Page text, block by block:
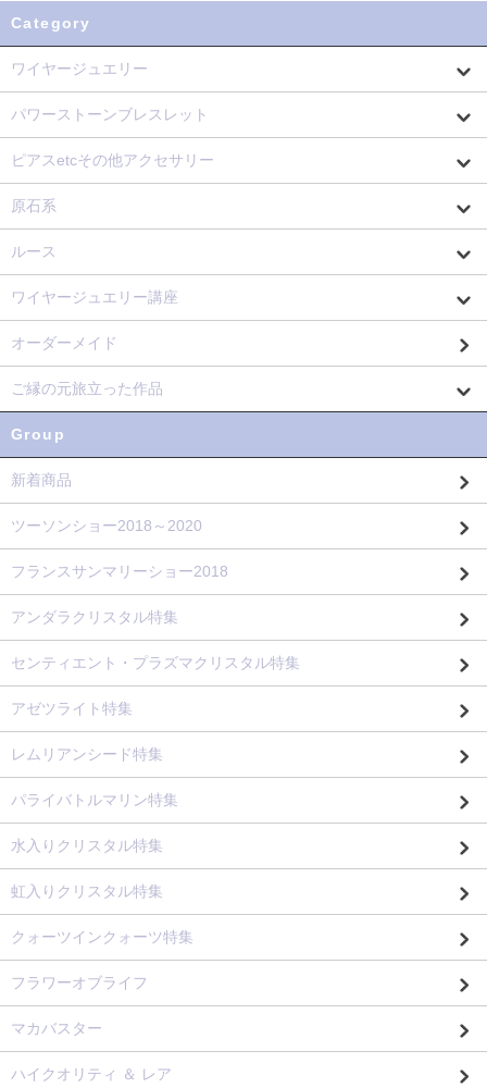
Category
ワイヤージュエリー
パワーストーンブレスレット
ピアスetcその他アクセサリー
原石系
ルース
ワイヤージュエリー講座
オーダーメイド
ご縁の元旅立った作品
Group
新着商品
ツーソンショー2018～2020
フランスサンマリーショー2018
アンダラクリスタル特集
センティエント・プラズマクリスタル特集
アゼツライト特集
レムリアンシード特集
パライバトルマリン特集
水入りクリスタル特集
虹入りクリスタル特集
クォーツインクォーツ特集
フラワーオブライフ
マカバスター
ハイクオリティ ＆ レア